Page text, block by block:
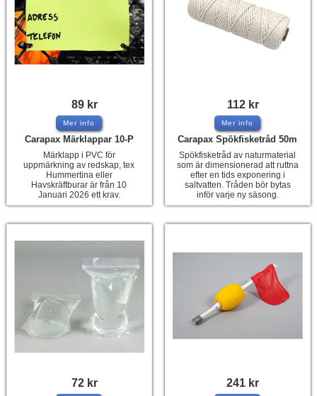
89kr
Mer info
Carapax Märklappar 10-P
Märklapp i PVC för
uppmärkning av redskap, tex
Hummertina eller
Havskräftburar är från 10
Januari 2026 ett krav.
112kr
Mer info
Carapax Spökfisketråd 50m
Spökfisketråd av naturmaterial
som är dimensionerad att ruttna
efter en tids exponering i
saltvatten. Tråden bör bytas
inför varje ny säsong.
72kr 241 kr